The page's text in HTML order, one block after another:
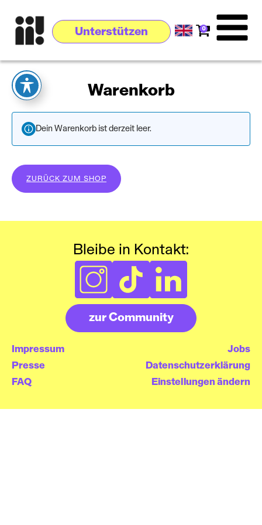
Unterstützen 0
Warenkorb
Dein Warenkorb ist derzeit leer.
ZURÜCK ZUM SHOP
Bleibe in Kontakt:
zur Community
Impressum
Presse
FAQ
Jobs
Datenschutzerklärung
Einstellungen ändern